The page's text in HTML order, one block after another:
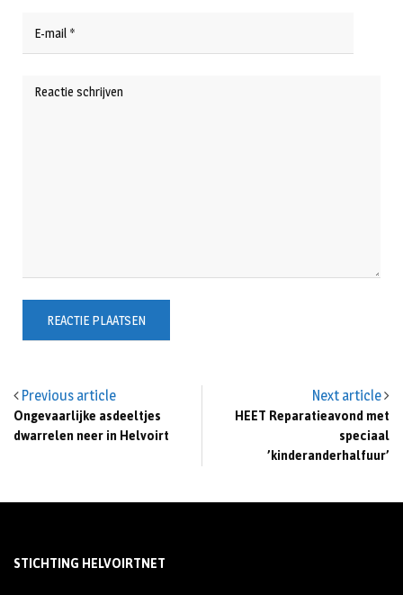
Previous article
Ongevaarlijke asdeeltjes
dwarrelen neer in Helvoirt
Next article
HEET Reparatieavond met
speciaal
’kinderanderhalfuur’
STICHTING HELVOIRTNET